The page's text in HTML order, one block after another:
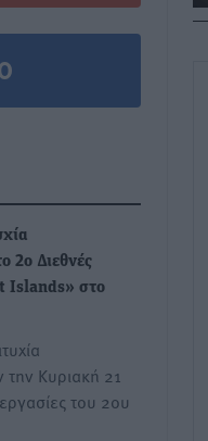
2ο Διεθνές
Islands» στο
Κυριακή 21
του 2ου